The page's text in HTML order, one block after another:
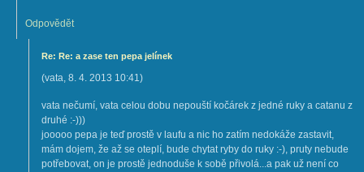
Odpovědět
Re: Re: a zase ten pepa jelínek
(vata, 8. 4. 2013 10:41)
vata nečumí, vata celou dobu nepouští kočárek z jedné ruky a catanu z
druhé :-)))
jooooo pepa je teď prostě v laufu a nic ho zatím nedokáže zastavit,
mám dojem, že až se oteplí, bude chytat ryby do ruky :-), pruty nebude
potřebovat, on je prostě jednoduše k sobě přivolá...a pak už není co